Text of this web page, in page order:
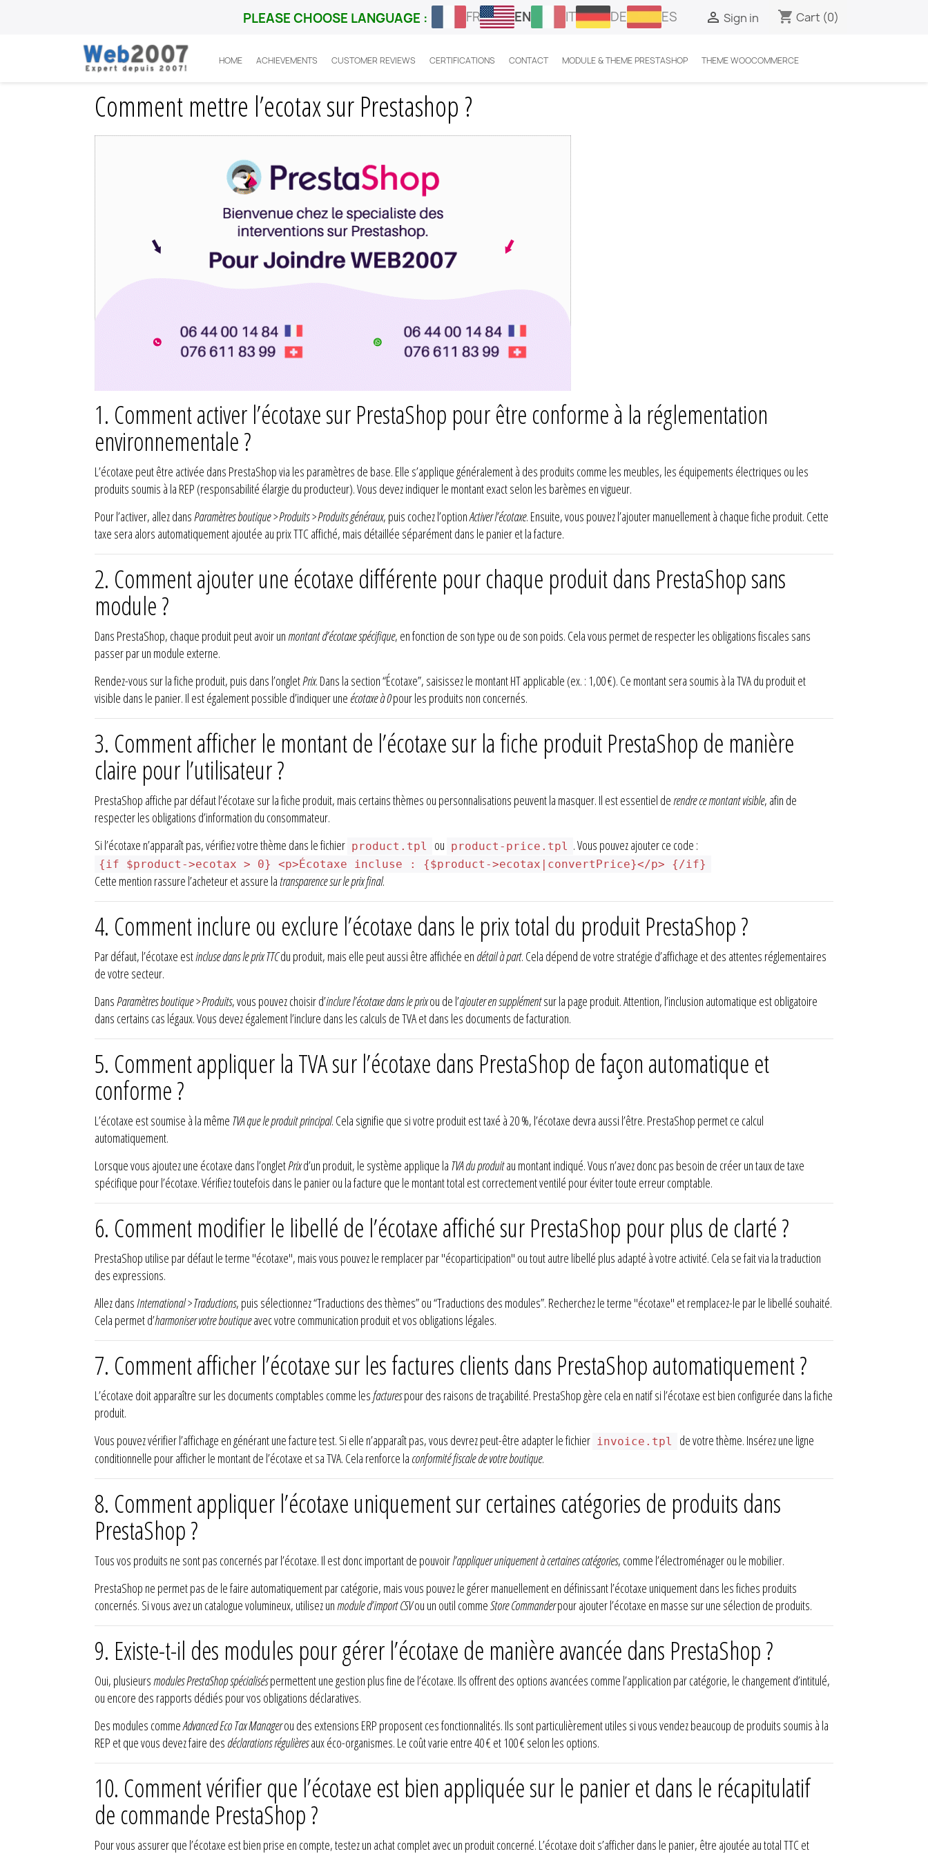
PLEASE CHOOSE LANGUAGE : FR EN IT DE ES  Sign in shopping_cart Cart (0)
HOME ACHIEVEMENTS CUSTOMER REVIEWS CERTIFICATIONS CONTACT MODULE & THEME PRESTASHOP THEME WOOCOMMERCE
Home Prestashop
Comment mettre l’ecotax sur Prestashop ?
1. Comment activer l’écotaxe sur PrestaShop pour être conforme à la réglementation
environnementale ?
L’écotaxe peut être activée dans PrestaShop via les paramètres de base. Elle s’applique généralement à des produits comme les meubles, les équipements électriques ou les
produits soumis à la REP (responsabilité élargie du producteur). Vous devez indiquer le montant exact selon les barèmes en vigueur.
Pour l’activer, allez dansParamètres boutique > Produits > Produits généraux, puis cochez l’optionActiver l’écotaxe. Ensuite, vous pouvez l’ajouter manuellement à chaque fiche produit. Cette
taxe sera alors automatiquement ajoutée au prix TTC affiché, mais détaillée séparément dans le panier et la facture.
2. Comment ajouter une écotaxe différente pour chaque produit dans PrestaShop sans
module ?
Dans PrestaShop, chaque produit peut avoir unmontant d’écotaxe spécifique, en fonction de son type ou de son poids. Cela vous permet de respecter les obligations fiscales sans
passer par un module externe.
Rendez-vous sur la fiche produit, puis dans l’ongletPrix. Dans la section “Écotaxe”, saisissez le montant HT applicable (ex. : 1,00 €). Ce montant sera soumis à la TVA du produit et
visible dans le panier. Il est également possible d’indiquer une écotaxe à 0pour les produits non concernés.
3. Comment afficher le montant de l’écotaxe sur la fiche produit PrestaShop de manière
claire pour l’utilisateur ?
PrestaShop affiche par défaut l’écotaxe sur la fiche produit, mais certains thèmes ou personnalisations peuvent la masquer. Il est essentiel derendre ce montant visible, afin de
respecter les obligations d’information du consommateur.
Si l’écotaxe n’apparaît pas, vérifiez votre thème dans le fichier product.tpl ou product-price.tpl . Vous pouvez ajouter ce code :
{if $product->ecotax > 0} <p>Écotaxe incluse : {$product->ecotax|convertPrice}</p> {/if}
Cette mention rassure l’acheteur et assure latransparence sur le prix final.
4. Comment inclure ou exclure l’écotaxe dans le prix total du produit PrestaShop ?
Par défaut, l’écotaxe estincluse dans le prix TTCdu produit, mais elle peut aussi être affichée en détail à part. Cela dépend de votre stratégie d’affichage et des attentes réglementaires
de votre secteur.
DansParamètres boutique > Produits, vous pouvez choisir d’inclure l’écotaxe dans le prixou de l’ajouter en supplémentsur la page produit. Attention, l’inclusion automatique est obligatoire
dans certains cas légaux. Vous devez également l’inclure dans les calculs de TVA et dans les documents de facturation.
5. Comment appliquer la TVA sur l’écotaxe dans PrestaShop de façon automatique et
conforme ?
L’écotaxe est soumise à la même TVA que le produit principal. Cela signifie que si votre produit est taxé à 20 %, l’écotaxe devra aussi l’être. PrestaShop permet ce calcul
automatiquement.
Lorsque vous ajoutez une écotaxe dans l’ongletPrixd’un produit, le système applique la TVA du produitau montant indiqué. Vous n’avez donc pas besoin de créer un taux de taxe
spécifique pour l’écotaxe. Vérifiez toutefois dans le panier ou la facture que le montant total est correctement ventilé pour éviter toute erreur comptable.
6. Comment modifier le libellé de l’écotaxe affiché sur PrestaShop pour plus de clarté ?
PrestaShop utilise par défaut le terme "écotaxe", mais vous pouvez le remplacer par "écoparticipation" ou tout autre libellé plus adapté à votre activité. Cela se fait via la traduction
des expressions.
Allez dansInternational > Traductions, puis sélectionnez “Traductions des thèmes” ou “Traductions des modules”. Recherchez le terme "écotaxe" et remplacez-le par le libellé souhaité.
Cela permet d’harmoniser votre boutiqueavec votre communication produit et vos obligations légales.
7. Comment afficher l’écotaxe sur les factures clients dans PrestaShop automatiquement ?
L’écotaxe doit apparaître sur les documents comptables comme lesfacturespour des raisons de traçabilité. PrestaShop gère cela en natif si l’écotaxe est bien configurée dans la fiche
produit.
Vous pouvez vérifier l’affichage en générant une facture test. Si elle n’apparaît pas, vous devrez peut-être adapter le fichier invoice.tpl
de votre thème. Insérez une ligne
conditionnelle pour afficher le montant de l’écotaxe et sa TVA. Cela renforce la conformité fiscale de votre boutique.
8. Comment appliquer l’écotaxe uniquement sur certaines catégories de produits dans
PrestaShop ?
Tous vos produits ne sont pas concernés par l’écotaxe. Il est donc important de pouvoirl’appliquer uniquement à certaines catégories, comme l’électroménager ou le mobilier.
PrestaShop ne permet pas de le faire automatiquement par catégorie, mais vous pouvez le gérer manuellement en définissant l’écotaxe uniquement dans les fiches produits
concernés. Si vous avez un catalogue volumineux, utilisez unmodule d’import CSVou un outil commeStore Commanderpour ajouter l’écotaxe en masse sur une sélection de produits.
9. Existe-t-il des modules pour gérer l’écotaxe de manière avancée dans PrestaShop ?
Oui, plusieursmodules PrestaShop spécialiséspermettent une gestion plus fine de l’écotaxe. Ils offrent des options avancées comme l’application par catégorie, le changement d’intitulé,
ou encore des rapports dédiés pour vos obligations déclaratives.
Des modules commeAdvanced Eco Tax Managerou des extensions ERP proposent ces fonctionnalités. Ils sont particulièrement utiles si vous vendez beaucoup de produits soumis à la
REP et que vous devez faire des déclarations régulièresaux éco-organismes. Le coût varie entre 40 € et 100 € selon les options.
10. Comment vérifier que l’écotaxe est bien appliquée sur le panier et dans le récapitulatif
de commande PrestaShop ?
Pour vous assurer que l’écotaxe est bien prise en compte, testez un achat complet avec un produit concerné. L’écotaxe doit s’afficher dans le panier, être ajoutée au total TTC et